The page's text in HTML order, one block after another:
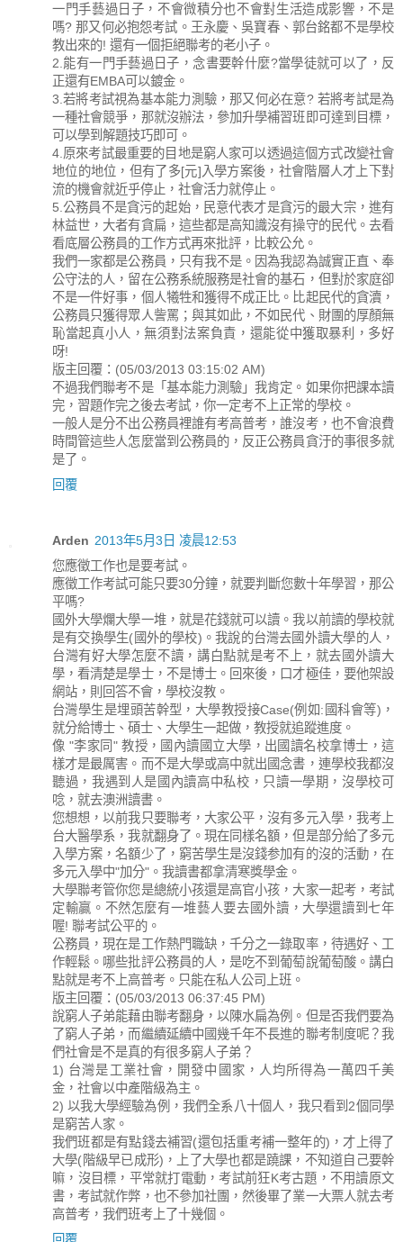
一門手藝過日子，不會微積分也不會對生活造成影響，不是
嗎? 那又何必抱怨考試。王永慶、吳寶春、郭台銘都不是學校
教出來的! 還有一個拒絕聯考的老小子。
2.能有一門手藝過日子，念書要幹什麼?當學徒就可以了，反
正還有EMBA可以鍍金。
3.若將考試視為基本能力測驗，那又何必在意? 若將考試是為
一種社會競爭，那就沒辦法，參加升學補習班即可達到目標，
可以學到解題技巧即可。
4.原來考試最重要的目地是窮人家可以透過這個方式改變社會
地位的地位，但有了多[元]入學方案後，社會階層人才上下對
流的機會就近乎停止，社會活力就停止。
5.公務員不是貪污的起始，民意代表才是貪污的最大宗，進有
林益世，大者有貪扁，這些都是高知識沒有操守的民代。去看
看底層公務員的工作方式再來批評，比較公允。
我們一家都是公務員，只有我不是。因為我認為誠實正直、奉
公守法的人，留在公務系統服務是社會的基石，但對於家庭卻
不是一件好事，個人犧牲和獲得不成正比。比起民代的貪瀆，
公務員只獲得眾人訾罵；與其如此，不如民代、財團的厚顏無
恥當起真小人，無須對法案負責，還能從中獲取暴利，多好
呀!
版主回覆：(05/03/2013 03:15:02 AM)
不過我們聯考不是「基本能力測驗」我肯定。如果你把課本讀
完，習題作完之後去考試，你一定考不上正常的學校。
一般人是分不出公務員裡誰有考高普考，誰沒考，也不會浪費
時間管這些人怎麼當到公務員的，反正公務員貪汙的事很多就
是了。
回覆
Arden 2013年5月3日 凌晨12:53
您應徵工作也是要考試。
應徵工作考試可能只要30分鐘，就要判斷您數十年學習，那公
平嗎?
國外大學爛大學一堆，就是花錢就可以讀。我以前讀的學校就
是有交換學生(國外的學校)。我說的台灣去國外讀大學的人，
台灣有好大學怎麼不讀，講白點就是考不上，就去國外讀大
學，看清楚是學士，不是博士。回來後，口才極佳，要他架設
網站，則回答不會，學校沒教。
台灣學生是埋頭苦幹型，大學教授接Case(例如:國科會等)，
就分給博士、碩士、大學生一起做，教授就追蹤進度。
像 "李家同" 教授，國內讀國立大學，出國讀名校拿博士，這
樣才是最厲害。而不是大學或高中就出國念書，連學校我都沒
聽過，我遇到人是國內讀高中私校，只讀一學期，沒學校可
唸，就去澳洲讀書。
您想想，以前我只要聯考，大家公平，沒有多元入學，我考上
台大醫學系，我就翻身了。現在同樣名額，但是部分給了多元
入學方案，名額少了，窮苦學生是沒錢参加有的沒的活動，在
多元入學中"加分"。我讀書都拿清寒獎學金。
大學聯考管你您是總統小孩還是高官小孩，大家一起考，考試
定輸贏。不然怎麼有一堆藝人要去國外讀，大學還讀到七年
喔! 聯考試公平的。
公務員，現在是工作熱門職缺，千分之一錄取率，待遇好、工
作輕鬆。哪些批評公務員的人，是吃不到葡萄說葡萄酸。講白
點就是考不上高普考。只能在私人公司上班。
版主回覆：(05/03/2013 06:37:45 PM)
說窮人子弟能藉由聯考翻身，以陳水扁為例。但是否我們要為
了窮人子弟，而繼續延續中國幾千年不長進的聯考制度呢？我
們社會是不是真的有很多窮人子弟？
1) 台灣是工業社會，開發中國家，人均所得為一萬四千美
金，社會以中產階級為主。
2) 以我大學經驗為例，我們全系八十個人，我只看到2個同學
是窮苦人家。
我們班都是有點錢去補習(還包括重考補一整年的)，才上得了
大學(階級早已成形)，上了大學也都是蹺課，不知道自己要幹
嘛，沒目標，平常就打電動，考試前狂K考古題，不用讀原文
書，考試就作弊，也不參加社團，然後畢了業一大票人就去考
高普考，我們班考上了十幾個。